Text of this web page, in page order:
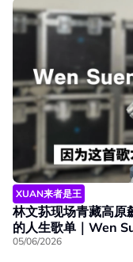
XUAN来者是王
林文荪现场青藏高原
的人生歌单｜Wen
05/06/2026